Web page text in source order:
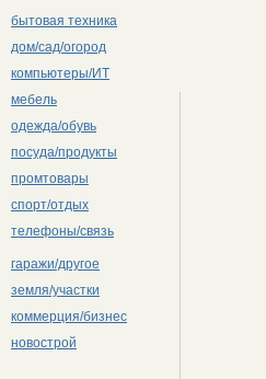
бытовая техника
дом/сад/огород
компьютеры/ИТ
мебель
одежда/обувь
посуда/продукты
промтовары
спорт/отдых
телефоны/связь
гаражи/другое
земля/участки
коммерция/бизнес
новострой